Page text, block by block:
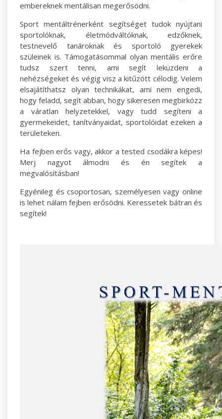
embereknek mentálisan megerősödni.
Sport mentáltrénerként segítséget tudok nyújtani
sportolóknak, életmódváltóknak, edzőknek,
testnevelő tanároknak és sportoló gyerekek
szüleinek is. Támogatásommal olyan mentális erőre
tudsz szert tenni, ami segít leküzdeni a
nehézségeket és végig visz a kitűzött célodig. Velem
elsajátíthatsz olyan technikákat, ami nem engedi,
hogy feladd, segít abban, hogy sikeresen megbirkózz
a váratlan helyzetekkel, vagy tudd segíteni a
gyermekeidet, tanítványaidat, sportolóidat ezeken a
területeken.
Ha fejben erős vagy, akkor a tested csodákra képes!
Merj nagyot álmodni és én segítek a
megvalósításban!
Egyénileg és csoportosan, személyesen vagy online
is lehet nálam fejben erősödni. Keressetek bátran és
segítek!